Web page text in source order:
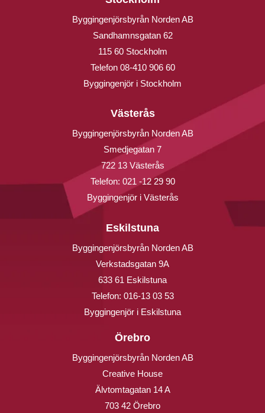
Byggingenjörsbyrån Norden AB
Sandhamnsgatan 62
115 60 Stockholm
Telefon 08-410 906 60
Byggingenjör i Stockholm
Västerås
Byggingenjörsbyrån Norden AB
Smedjegatan 7
722 13 Västerås
Telefon: 021 -12 29 90
Byggingenjör i Västerås
Eskilstuna
Byggingenjörsbyrån Norden AB
Verkstadsgatan 9A
633 61 Eskilstuna
Telefon: 016-13 03 53
Byggingenjör i Eskilstuna
Örebro
Byggingenjörsbyrån Norden AB
Creative House
Älvtomtagatan 14 A
703 42 Örebro